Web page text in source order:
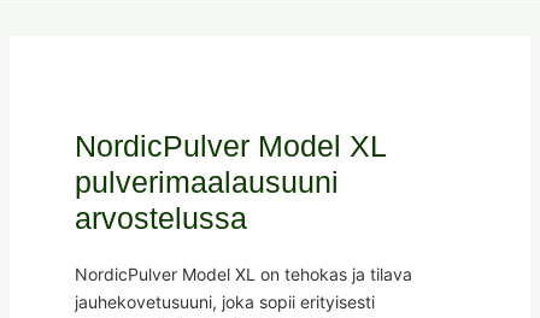
NordicPulver Model XL
pulverimaalausuuni
arvostelussa
NordicPulver Model XL on tehokas ja tilava
jauhekovetusuuni, joka sopii erityisesti